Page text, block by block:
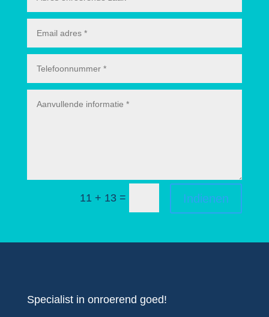
11 + 13 = Indienen
Specialist in onroerend goed!